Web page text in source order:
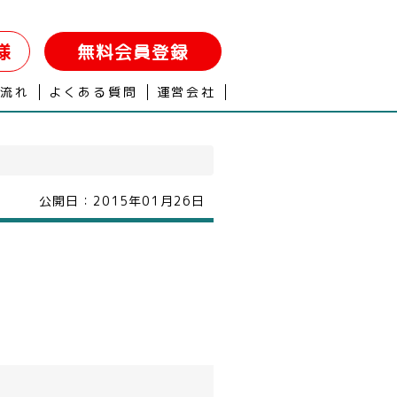
無料会員登録
れ よくある質問 運営会社
公開日： 2015年01月26日